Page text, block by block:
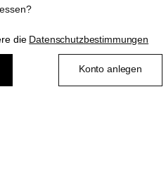
die Datenschutzbestimmungen
Konto anlegen